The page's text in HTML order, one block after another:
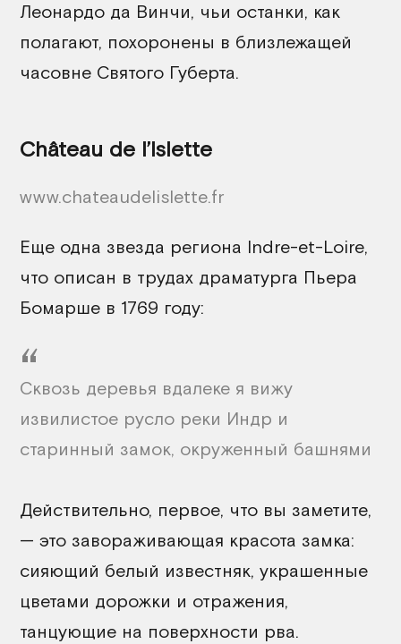
Леонардо да Винчи, чьи останки, как
полагают, похоронены в близлежащей
часовне Святого Губерта.
Château de l’Islette
www.chateaudelislette.fr
Еще одна звезда региона Indre-et-Loire,
что описан в трудах драматурга Пьера
Бомарше в 1769 году:
Сквозь деревья вдалеке я вижу
извилистое русло реки Индр и
старинный замок, окруженный башнями
Действительно, первое, что вы заметите,
— это завораживающая красота замка:
сияющий белый известняк, украшенные
цветами дорожки и отражения,
танцующие на поверхности рва.